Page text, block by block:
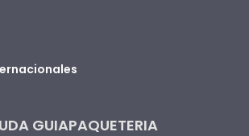
GUIAPAQUETERIA